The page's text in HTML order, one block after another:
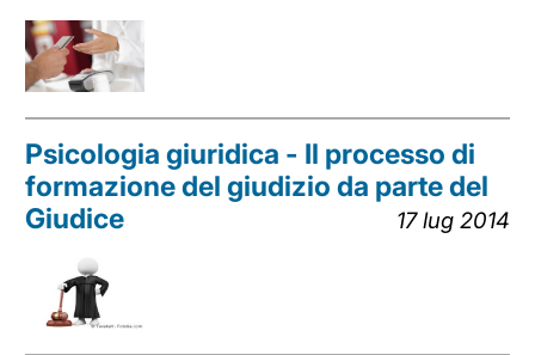
Psicologia giuridica - Il processo di
formazione del giudizio da parte del
Giudice
17 lug 2014